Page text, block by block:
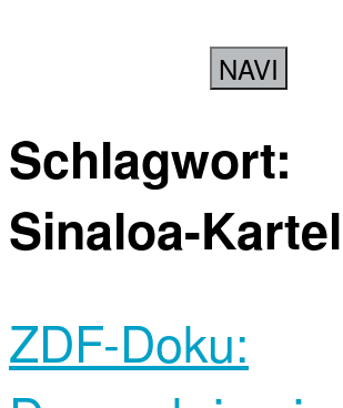
NAVI
Schlagwort:
Sinaloa-
ZDF-Doku: